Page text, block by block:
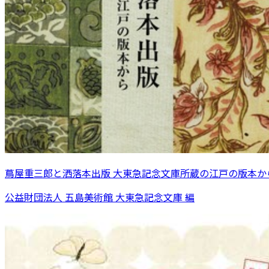
蔦屋重三郎と洒落本出版 大東急記念文庫所蔵の江戸の版本
公益財団法人 五島美術館 大東急記念文庫 編